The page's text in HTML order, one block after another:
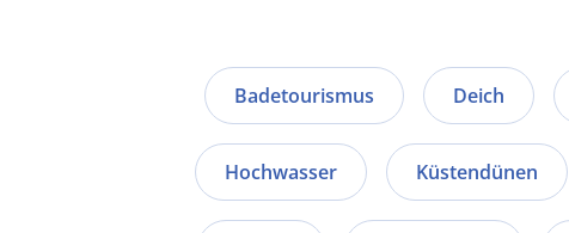
Badetourismus Deich
Hochwasser Küstendünen